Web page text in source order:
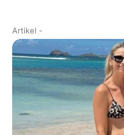
Artikel -